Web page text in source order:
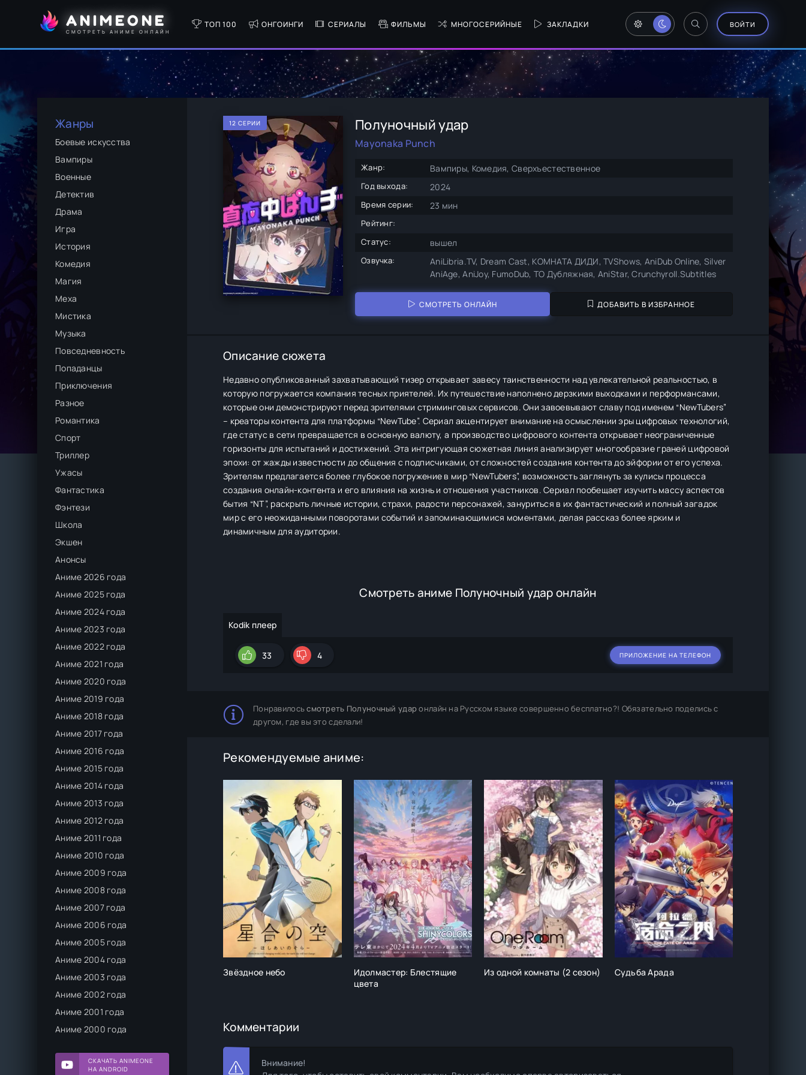
ANIMEONE
СМОТРЕТЬ АНИМЕ ОНЛАЙН
ТОП 100 ОНГОИНГИ СЕРИАЛЫ ФИЛЬМЫ МНОГОСЕРИЙНЫЕ ЗАКЛАДКИ ВОЙТИ
Жанры
Боевые искусства
Вампиры
Военные
Детектив
Драма
Игра
История
Комедия
Магия
Меха
Мистика
Музыка
Повседневность
Попаданцы
Приключения
Разное
Романтика
Спорт
Триллер
Ужасы
Фантастика
Фэнтези
Школа
Экшен
Анонсы
Аниме 2026 года
Аниме 2025 года
Аниме 2024 года
Аниме 2023 года
Аниме 2022 года
Аниме 2021 года
Аниме 2020 года
Аниме 2019 года
Аниме 2018 года
Аниме 2017 года
Аниме 2016 года
Аниме 2015 года
Аниме 2014 года
Аниме 2013 года
Аниме 2012 года
Аниме 2011 года
Аниме 2010 года
Аниме 2009 года
Аниме 2008 года
Аниме 2007 года
Аниме 2006 года
Аниме 2005 года
Аниме 2004 года
Аниме 2003 года
Аниме 2002 года
Аниме 2001 года
Аниме 2000 года
СКАЧАТЬ ANIMEONE
НА ANDROID
12 СЕРИИ Полуночный удар
Mayonaka Punch
Жанр: Вампиры, Комедия, Сверхъестественное
Год выхода: 2024
Время серии: 23 мин
Рейтинг:
Статус:
вышел
Озвучка:
AniLibria.TV, Dream Cast, КОМНАТА ДИДИ, TVShows, AniDub Online, Silver
AniAge, AniJoy, FumoDub, ТО Дубляжная, AniStar, Crunchyroll.Subtitles
СМОТРЕТЬ ОНЛАЙН ДОБАВИТЬ В ИЗБРАННОЕ
Описание сюжета
Недавно опубликованный захватывающий тизер открывает завесу таинственности над увлекательной реальностью, в
которую погружается компания тесных приятелей. Их путешествие наполнено дерзкими выходками и перформансами,
которые они демонстрируют перед зрителями стриминговых сервисов. Они завоевывают славу под именем “NewTubers”
– креаторы контента для платформы “NewTube”. Сериал акцентирует внимание на осмыслении эры цифровых технологий,
где статус в сети превращается в основную валюту, а производство цифрового контента открывает неограниченные
горизонты для испытаний и достижений. Эта интригующая сюжетная линия анализирует многообразие граней цифровой
эпохи: от жажды известности до общения с подписчиками, от сложностей создания контента до эйфории от его успеха.
Зрителям предлагается более глубокое погружение в мир “NewTubers”, возможность заглянуть за кулисы процесса
создания онлайн-контента и его влияния на жизнь и отношения участников. Сериал пообещает изучить массу аспектов
бытия “NT”, раскрыть личные истории, страхи, радости персонажей, зануриться в их фантастический и полный загадок
мир с его неожиданными поворотами событий и запоминающимися моментами, делая рассказ более ярким и
динамичным для аудитории.
Смотреть аниме Полуночный удар онлайн
Kodik плеер
33 4 ПРИЛОЖЕНИЕ НА ТЕЛЕФОН
Понравилосьсмотреть Полуночный ударонлайн на Русском языке совершенно бесплатно?! Обязательно поделись с
другом, где вы это сделали!
Рекомендуемые аниме:
Звёздное небо
Идолмастер: Блестящие
цвета
Из одной комнаты (2 сезон) Судьба Арада
Комментарии
Внимание!